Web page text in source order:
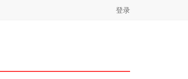
登录